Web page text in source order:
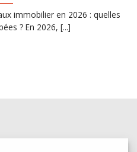
immobilier en 2026 : quelles
? En 2026, [...]